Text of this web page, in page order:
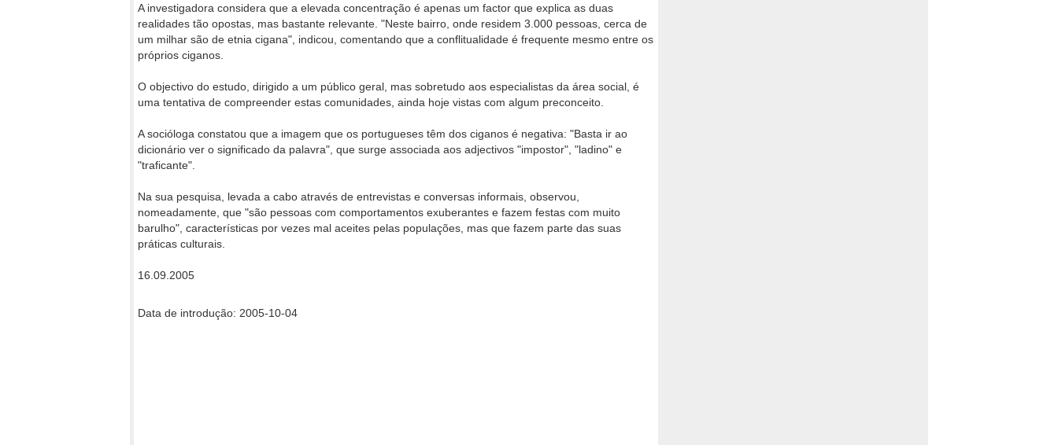
A investigadora considera que a elevada concentração é apenas um factor que explica as duas
realidades tão opostas, mas bastante relevante. "Neste bairro, onde residem 3.000 pessoas, cerca de
um milhar são de etnia cigana", indicou, comentando que a conflitualidade é frequente mesmo entre os
próprios ciganos.
O objectivo do estudo, dirigido a um público geral, mas sobretudo aos especialistas da área social, é
uma tentativa de compreender estas comunidades, ainda hoje vistas com algum preconceito.
A socióloga constatou que a imagem que os portugueses têm dos ciganos é negativa: "Basta ir ao
dicionário ver o significado da palavra", que surge associada aos adjectivos "impostor", "ladino" e
"traficante".
Na sua pesquisa, levada a cabo através de entrevistas e conversas informais, observou,
nomeadamente, que "são pessoas com comportamentos exuberantes e fazem festas com muito
barulho", características por vezes mal aceites pelas populações, mas que fazem parte das suas
práticas culturais.
16.09.2005
Data de introdução: 2005-10-04